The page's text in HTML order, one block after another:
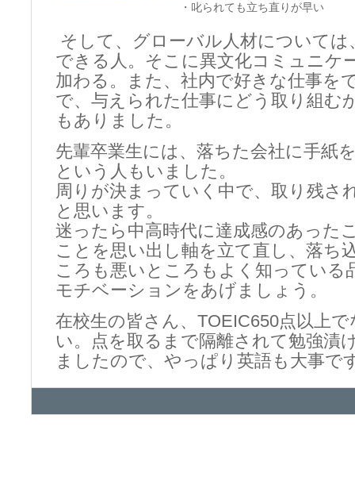
・叱られても立ち直りが早い
そして、グローバル人材については
できる人。そこに異文化コミュニケ
加わる。また、社内で好きな仕事を
で、与えられた仕事にどう取り組む
もありました。
先輩卒業生には、落ちた会社に手紙
という人もいました。
周りが決まっていく中で、取り残さ
と思います。
迷ったら中高時代に達成感のあった
ことを思い出し軸を立て直し、落ち
ころも悪いところもよく知っている
モチベーションをあげましょう。
在校生の皆さん、TOEIC650点以上
い。点を取るまで隔離されて勉強漬
ましたので、やっぱり英語も大事で